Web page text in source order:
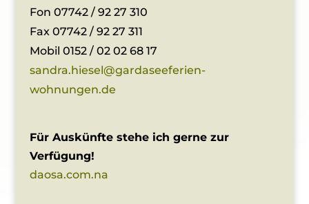
Fon 07742 / 92 27 310
Fax 07742 / 92 27 311
Mobil 0152 / 02 02 68 17
sandra.hiesel@gardaseeferien-
wohnungen.de
Für Auskünfte stehe ich gerne zur
Verfügung!
daosa.com.na